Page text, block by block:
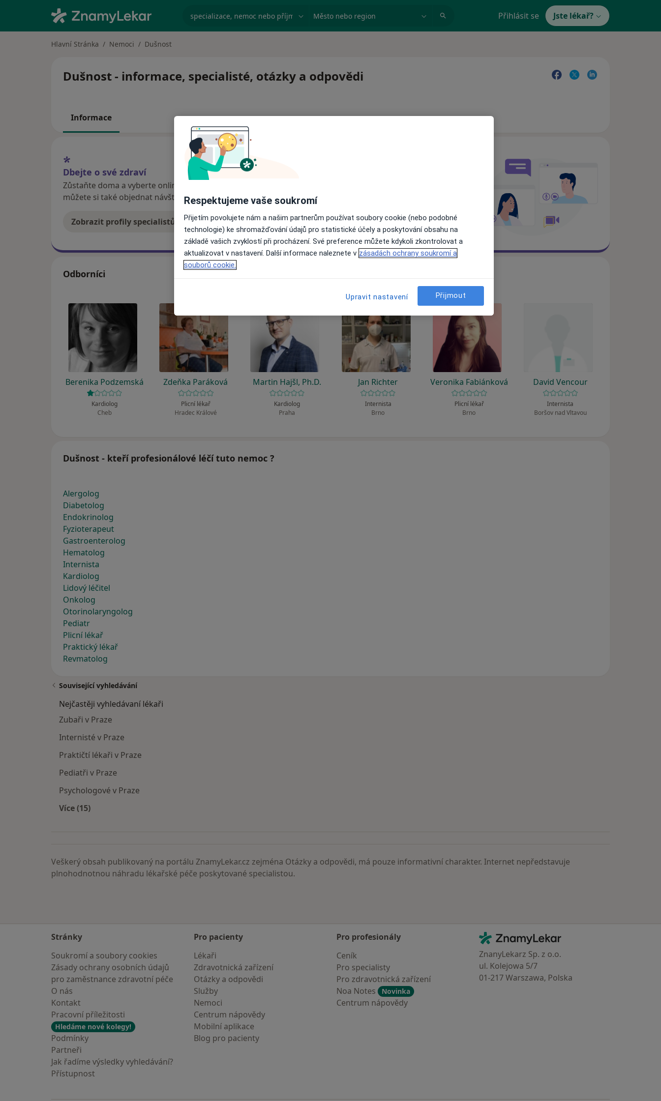
specializace, nemoc nebo příjmení Město nebo region Přihlásit se Jste lékař?
Hlavní Stránka Nemoci Dušnost
Dušnost - informace, specialisté, otázky a odpovědi
Informace
Dbejte o své zdraví
Zůstaňte doma a vyberte online konzultaci pro zahájení nebo pokračování léčby. Pokud to potřebujete,
můžete si také objednat návštěvu v ordinaci.
Zobrazit profily specialistů Jak to funguje?
Odborníci
Berenika Podzemská
Kardiolog
Cheb
Zdeňka Paráková
Plicní lékař
Hradec Králové
Martin Hajšl, Ph.D.
Kardiolog
Praha
Jan Richter
Internista
Brno
Veronika Fabiánková
Plicní lékař
Brno
David Vencour
Internista
Boršov nad Vltavou
Dušnost - kteří profesionálové léčí tuto nemoc ?
Alergolog
Diabetolog
Endokrinolog
Fyzioterapeut
Gastroenterolog
Hematolog
Internista
Kardiolog
Lidový léčitel
Onkolog
Otorinolaryngolog
Pediatr
Plicní lékař
Praktický lékař
Revmatolog
Související vyhledávání
Nejčastěji vyhledávaní lékaři
Zubaři v Praze
Internisté v Praze
Praktičtí lékaři v Praze
Pediatři v Praze
Psychologové v Praze
Více (15)
Veškerý obsah publikovaný na portálu ZnamyLekar.cz zejména Otázky a odpovědi, má pouze informativní charakter. Internet nepředstavuje
plnohodnotnou náhradu lékařské péče poskytované specialistou.
Stránky
Soukromí a soubory cookies
Zásady ochrany osobních údajů
pro zaměstnance zdravotní péče
O nás
Kontakt
Pracovní příležitosti
Hledáme nové kolegy!
Podmínky
Partneři
Jak řadíme výsledky vyhledávání?
Přístupnost
Pro pacienty
Lékaři
Zdravotnická zařízení
Otázky a odpovědi
Služby
Nemoci
Centrum nápovědy
Mobilní aplikace
Blog pro pacienty
Pro profesionály
Ceník
Pro specialisty
Pro zdravotnická zařízení
Noa Notes
Novinka
Centrum nápovědy
Kontakt
ZnamyLekar - Hlavní stránka
ZnanyLekarz Sp. z o.o.
ul. Kolejowa 5/7
01-217 Warszawa, Polska
Respektujeme vaše soukromí
Přijetím povolujete nám a našim partnerům používat soubory cookie (nebo podobné
technologie) ke shromažďování údajů pro statistické účely a poskytování obsahu na
základě vašich zvyklostí při procházení. Své preference můžete kdykoli zkontrolovat a
aktualizovat v nastavení. Další informace naleznete v zásadách ochrany soukromí a
souborů cookie.
Upravit nastavení Přijmout